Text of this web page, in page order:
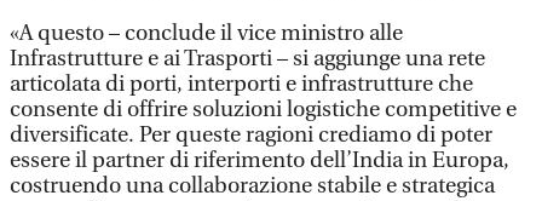
«A questo – conclude il vice ministro alle
Infrastrutture e ai Trasporti – si aggiunge una rete
articolata di porti, interporti e infrastrutture che
consente di offrire soluzioni logistiche competitive e
diversificate. Per queste ragioni crediamo di poter
essere il partner di riferimento dell’India in Europa,
costruendo una collaborazione stabile e strategica